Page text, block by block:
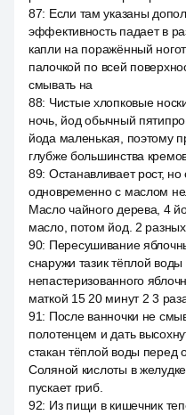
87: Если там указаны
эффективность падает в
капли на поражённый
палочкой по всей
смывать на
88: Чистые хлопковые
ночь, йод обычный
йода маленькая, поэтому
глубже большинства
89: Останавливает рост,
одновременно с маслом
Масло чайного дерева, 4
масло, потом йод. 2
90: Пересушивание
снаружи тазик тёплой
непастеризованного
маткой 15 20 минут 2 3
91: После ванночки не
полотенцем и дать
стакан тёплой воды перед
Соляной кислоты в
пускает гриб.
92: Из пищи в кишечник